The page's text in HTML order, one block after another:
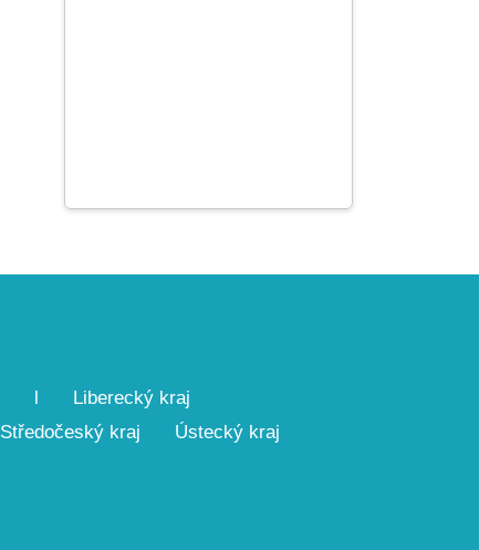
l
Liberecký kraj
Středočeský kraj
Ústecký kraj